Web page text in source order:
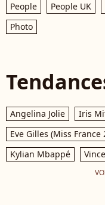
People People UK
Photo
Angelina Jolie Iris
Eve Gilles (Miss France
Kylian Mbappé